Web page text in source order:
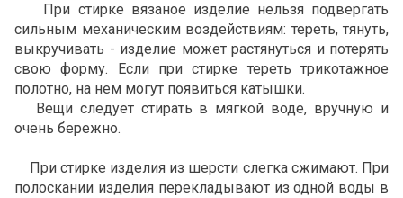
При стирке вязаное изделие нельзя подвергать
сильным механическим воздействиям: тереть, тянуть,
выкручивать - изделие может растянуться и потерять
свою форму. Если при стирке тереть трикотажное
полотно, на нем могут появиться катышки.
Вещи следует стирать в мягкой воде, вручную и
очень бережно.
При стирке изделия из шерсти слегка сжимают. При
полоскании изделия перекладывают из одной воды в